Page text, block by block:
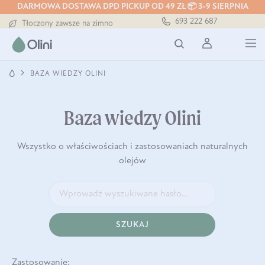
DARMOWA DOSTAWA DPD PICKUP OD 49 ZŁ 📦 3-9 SIERPNIA
Darmowa dostawa od 199 zł
Tłoczony zawsze na zimno
Darmowa dostawa od 199 zł
693 222 687
BAZA WIEDZY OLINI
Baza wiedzy Olini
Wszystko o właściwościach i zastosowaniach naturalnych
olejów
SZUKAJ
Zastosowanie: